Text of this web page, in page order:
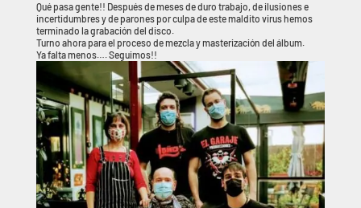
Qué pasa gente!! Después de meses de duro trabajo, de ilusiones e
incertidumbres y de parones por culpa de este maldito virus hemos
terminado la grabación del disco.
Turno ahora para el proceso de mezcla y masterización del álbum.
Ya falta menos…. Seguimos!!